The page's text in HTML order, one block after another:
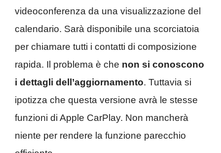
videoconferenza da una visualizzazione del
calendario. Sarà disponibile una scorciatoia
per chiamare tutti i contatti di composizione
rapida. Il problema è che non si conoscono
i dettagli dell’aggiornamento. Tuttavia si
ipotizza che questa versione avrà le stesse
funzioni di Apple CarPlay. Non mancherà
niente per rendere la funzione parecchio